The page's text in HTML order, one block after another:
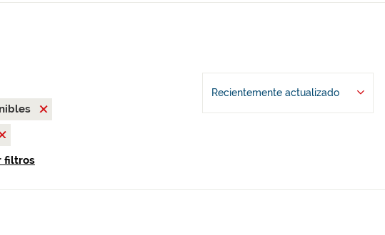
filtros
Recientemente actualizado